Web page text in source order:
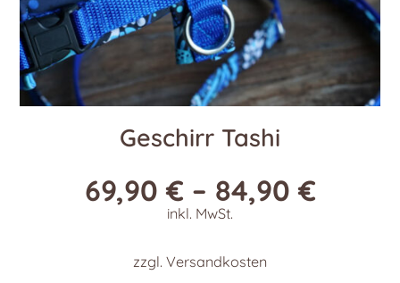
Geschirr Tashi
69,90€ – 84,90€
inkl. MwSt.
zzgl. Versandkosten